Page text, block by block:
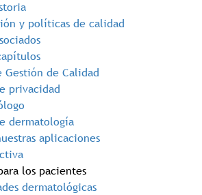
y políticas de calidad
Gestión de Calidad
privacidad
dermatología
aplicaciones
los pacientes
dermatológicas